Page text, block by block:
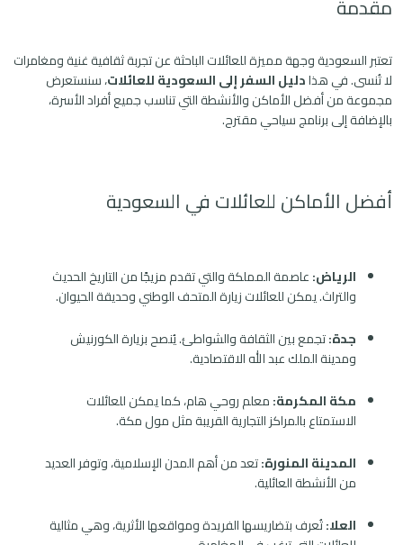
مقدمة
تعتبر السعودية وجهة مميزة للعائلات الباحثة عن تجربة ثقافية غنية ومغامرات
لا تُنسى. في هذادليل السفر إلى السعودية للعائلات، سنستعرض
مجموعة من أفضل الأماكن والأنشطة التي تناسب جميع أفراد الأسرة،
بالإضافة إلى برنامج سياحي مقترح.
أفضل الأماكن للعائلات في السعودية
الرياض:عاصمة المملكة والتي تقدم مزيجًا من التاريخ الحديث
والتراث. يمكن للعائلات زيارة المتحف الوطني وحديقة الحيوان.
جدة:تجمع بين الثقافة والشواطئ. يُنصح بزيارة الكورنيش
ومدينة الملك عبد الله الاقتصادية.
مكة المكرمة:معلم روحي هام، كما يمكن للعائلات
الاستمتاع بالمراكز التجارية القريبة مثل مول مكة.
المدينة المنورة:تعد من أهم المدن الإسلامية، وتوفر العديد
من الأنشطة العائلية.
العلا:تُعرف بتضاريسها الفريدة ومواقعها الأثرية، وهي مثالية